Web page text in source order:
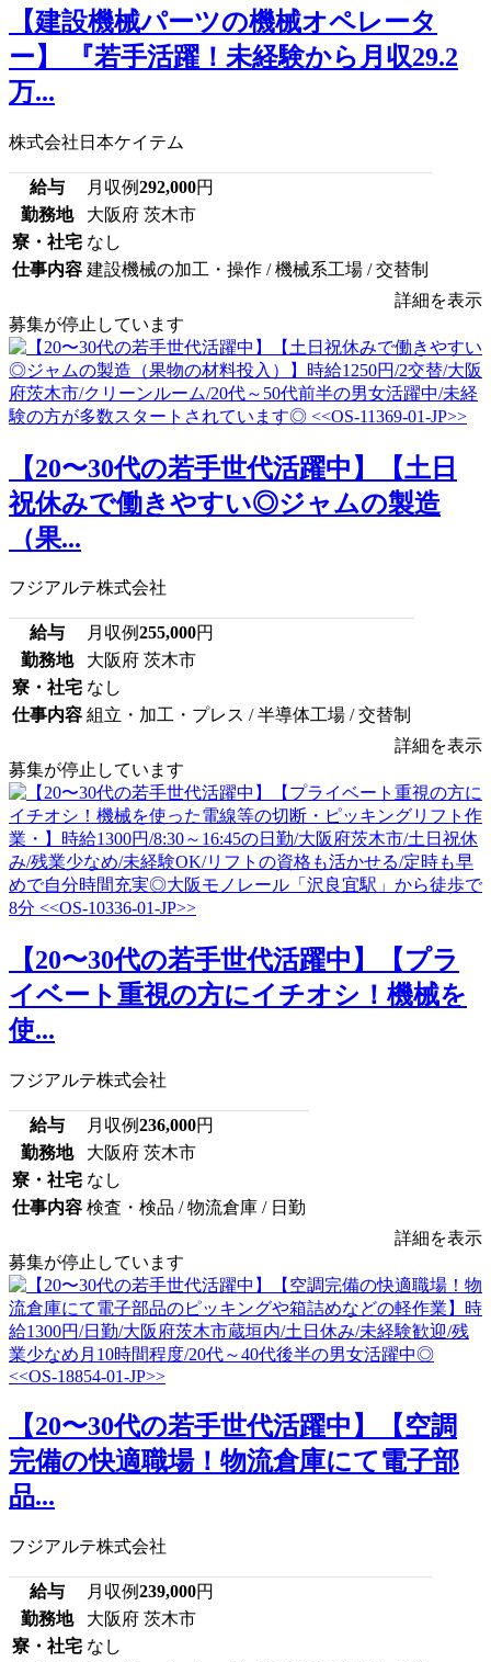
【建設機械パーツの機械オペレータ
ー】 『若手活躍！未経験から月収29.2
万...
株式会社日本ケイテム
給与 月収例292,000円
勤務地
大阪府 茨木市
寮・社宅 なし
仕事内容 建設機械の加工・操作 / 機械系工場 / 交替制
詳細を表示
募集が停止しています
【20〜30代の若手世代活躍中】【土日
祝休みで働きやすい◎ジャムの製造
（果...
フジアルテ株式会社
給与 月収例255,000円
勤務地
大阪府 茨木市
寮・社宅 なし
仕事内容 組立・加工・プレス / 半導体工場 / 交替制
詳細を表示
募集が停止しています
【20〜30代の若手世代活躍中】【プラ
イベート重視の方にイチオシ！機械を
使...
フジアルテ株式会社
給与 月収例236,000円
勤務地
大阪府 茨木市
寮・社宅 なし
仕事内容 検査・検品 / 物流倉庫 / 日勤
詳細を表示
募集が停止しています
【20〜30代の若手世代活躍中】【空調
完備の快適職場！物流倉庫にて電子部
品...
フジアルテ株式会社
給与 月収例239,000円
勤務地
大阪府 茨木市
寮・社宅 なし